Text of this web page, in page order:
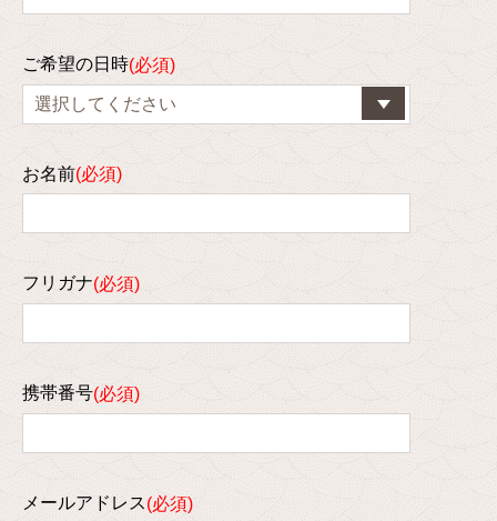
ご希望の日時
お名前
フリガナ
携帯番号
メールアドレス